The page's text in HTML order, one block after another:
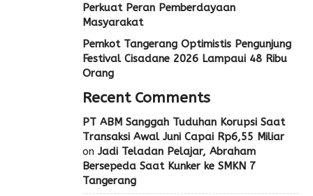
Perkuat Peran Pemberdayaan
Masyarakat
Pemkot Tangerang Optimistis Pengunjung
Festival Cisadane 2026 Lampaui 48 Ribu
Orang
Recent Comments
PT ABM Sanggah Tuduhan Korupsi Saat
Transaksi Awal Juni Capai Rp6,55 Miliar
on Jadi Teladan Pelajar, Abraham
Bersepeda Saat Kunker ke SMKN 7
Tangerang